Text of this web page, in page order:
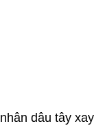
dâu tây xay